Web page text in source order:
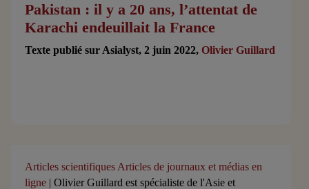
Pakistan : il y a 20 ans, l’attentat de
Karachi endeuillait la France
Texte publié sur Asialyst, 2 juin 2022,Olivier Guillard
Articles scientifiques Articles de journaux et médias en
ligne | Olivier Guillard est spécialiste de l'Asie et